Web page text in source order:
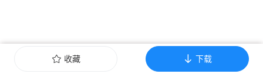
收藏 下载